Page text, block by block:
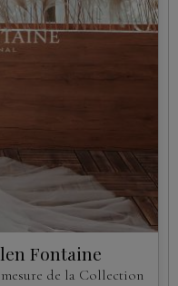
Fontaine
de la Collection